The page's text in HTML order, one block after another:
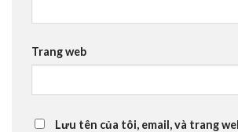
Trang web
Lưu tên của tôi, email, và trang